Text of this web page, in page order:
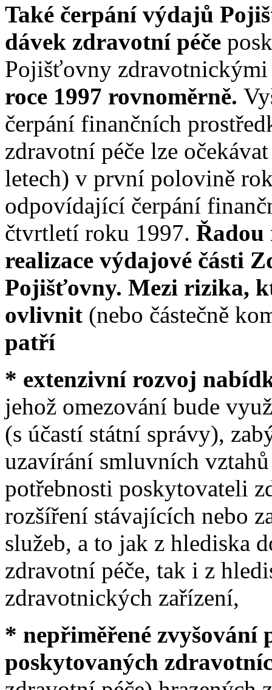
Také čerpání výdajů
dávek zdravotní péče
Pojišťovny
roce 1997 rovnoměrně.
čerpání finančních
zdravotní péče lze
letech) v první polovině
odpovídající čerpání
čtvrtletí roku 1997. Řadou
realizace výdajové části
Pojišťovny. Mezi rizika,
ovlivnit (nebo částečně
patří
* extenzivní rozvoj
jehož omezování bude
(s účastí státní správy),
uzavírání smluvních
potřebnosti poskytovateli
rozšíření stávajících nebo
služeb, a to jak z hlediska
zdravotní péče, tak i z
zdravotnických zařízení,
* nepřiměřené zvyšování
poskytovaných